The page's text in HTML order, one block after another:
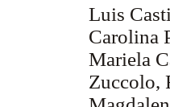
Luis
Carolina
Mariela
Zuccolo,